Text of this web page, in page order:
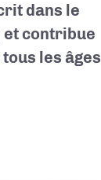
dans le
et contribue
les âges